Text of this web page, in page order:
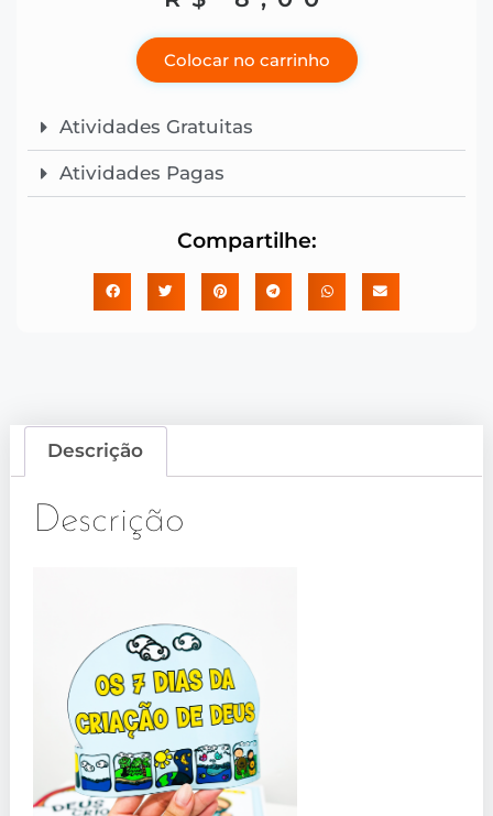
Colocar no carrinho
Atividades Gratuitas
Atividades Pagas
Compartilhe:
Descrição
Descrição